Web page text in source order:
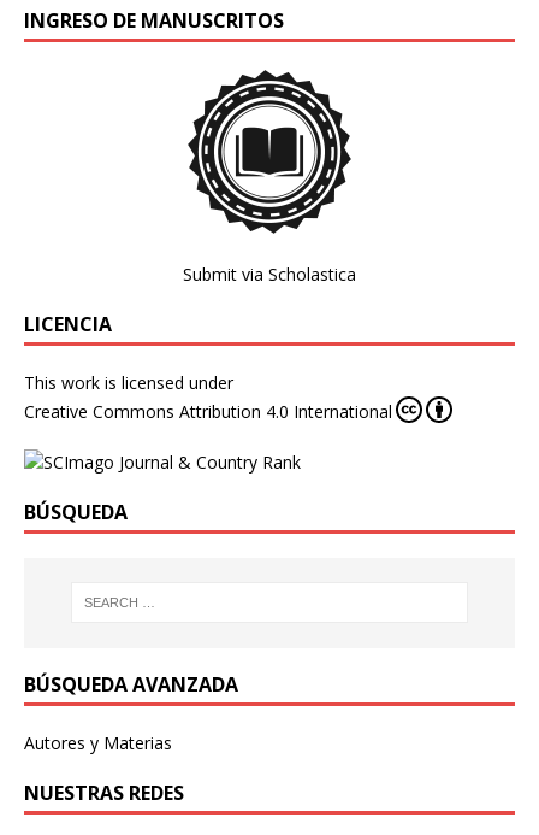
INGRESO DE MANUSCRITOS
Submit via Scholastica
LICENCIA
This work is licensed under
Creative Commons Attribution 4.0 International
BÚSQUEDA
BÚSQUEDA AVANZADA
Autores y Materias
NUESTRAS REDES